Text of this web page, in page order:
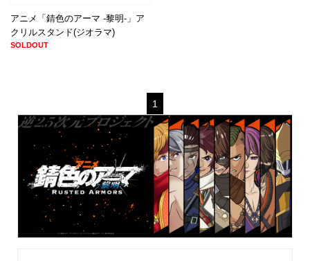
アニメ「錆色のアーマ -黎明-」ア
クリルスタンド(ジオラマ)
SOLDOUT
1